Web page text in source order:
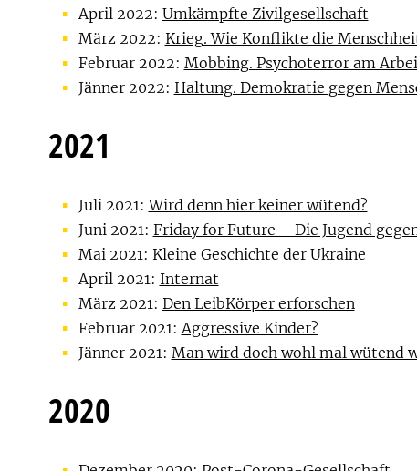
April 2022: Umkämpfte Zivilgesellschaft
März 2022: Krieg. Wie Konflikte die
Februar 2022: Mobbing. Psychoterror am
Jänner 2022: Haltung. Demokratie gegen
2021
Juli 2021:Wird denn hier keiner wütend?
Juni 2021: Friday for Future – Die Jugend
Mai 2021: Kleine Geschichte der Ukraine
April 2021: Internat
März 2021: Den LeibKörper erforschen
Februar 2021:Aggressive Kinder?
Jänner 2021: Man wird doch wohl mal wütend
2020